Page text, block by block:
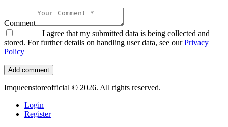
Comment
I agree that my submitted data is being collected and
stored. For further details on handling user data, see ourPrivacy
Policy
Imqueenstoreofficial © 2026. All rights reserved.
Login
Register